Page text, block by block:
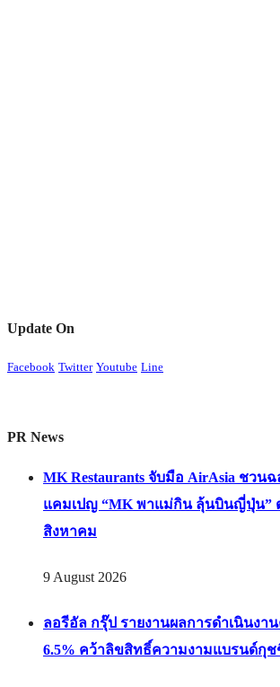
Update On
Facebook Twitter Youtube Line
PR News
MK Restaurants จับมือ AirAsia ชวน
แคมเปญ “MK พาแม่กิน ลุ้นบินญี่ปุ่น”
สิงหาคม
9 August 2026
ลอรีอัล กรุ๊ป รายงานผลการดำเนินงา
6.5% คว้าลิขสิทธิ์ความงามแบรนด์กุช